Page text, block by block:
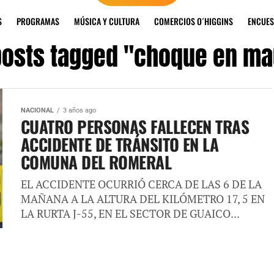
PROGRAMAS MÚSICA Y CULTURA COMERCIOS O´HIGGINS
tagged "choque en
NACIONAL 3 años ago
CUATRO PERSONAS FALLECEN TRAS
ACCIDENTE DE TRÁNSITO EN LA
COMUNA DEL ROMERAL
EL ACCIDENTE OCURRIÓ CERCA DE LAS 6 DE LA
MAÑANA A LA ALTURA DEL KILÓMETRO 17, 5 EN
LA RURTA J-55, EN EL SECTOR DE GUAICO...